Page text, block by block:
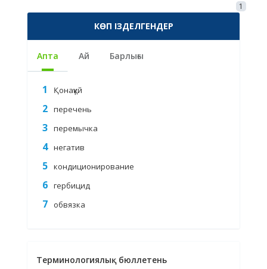
1
КӨП ІЗДЕЛГЕНДЕР
Апта Ай Барлығы
Қонақүй
перечень
перемычка
негатив
кондиционирование
гербицид
обвязка
Терминологиялық бюллетень